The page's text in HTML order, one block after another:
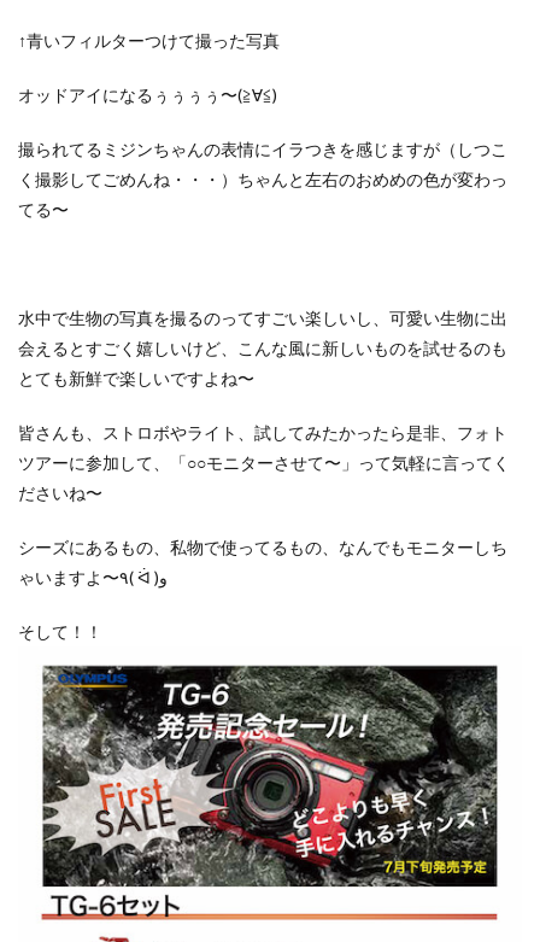
↑青いフィルターつけて撮った写真
オッドアイになるぅぅぅぅ〜(≧∀≦)
撮られてるミジンちゃんの表情にイラつきを感じますが（しつこ
く撮影してごめんね・・・）ちゃんと左右のおめめの色が変わっ
てる〜
水中で生物の写真を撮るのってすごい楽しいし、可愛い生物に出
会えるとすごく嬉しいけど、こんな風に新しいものを試せるのも
とても新鮮で楽しいですよね〜
皆さんも、ストロボやライト、試してみたかったら是非、フォト
ツアーに参加して、「○○モニターさせて〜」って気軽に言ってく
ださいね〜
シーズにあるもの、私物で使ってるもの、なんでもモニターしち
ゃいますよ〜٩( ᐛ )و
そして！！